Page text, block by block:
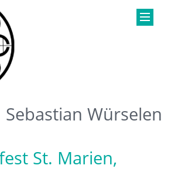
Sebastian Würselen
St. Marien,